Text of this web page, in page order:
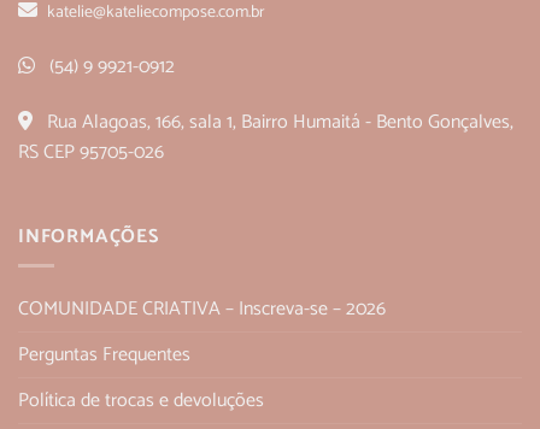
katelie@kateliecompose.com.br
(54) 9 9921-0912
Rua Alagoas, 166, sala 1, Bairro Humaitá - Bento Gonçalves,
RS CEP 95705-026
INFORMAÇÕES
COMUNIDADE CRIATIVA – Inscreva-se – 2026
Perguntas Frequentes
Política de trocas e devoluções